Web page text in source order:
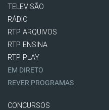
TELEVISÃO
RÁDIO
RTP ARQUIVOS
RTP ENSINA
RTP PLAY
EM DIRETO
REVER PROGRAMAS
CONCURSOS